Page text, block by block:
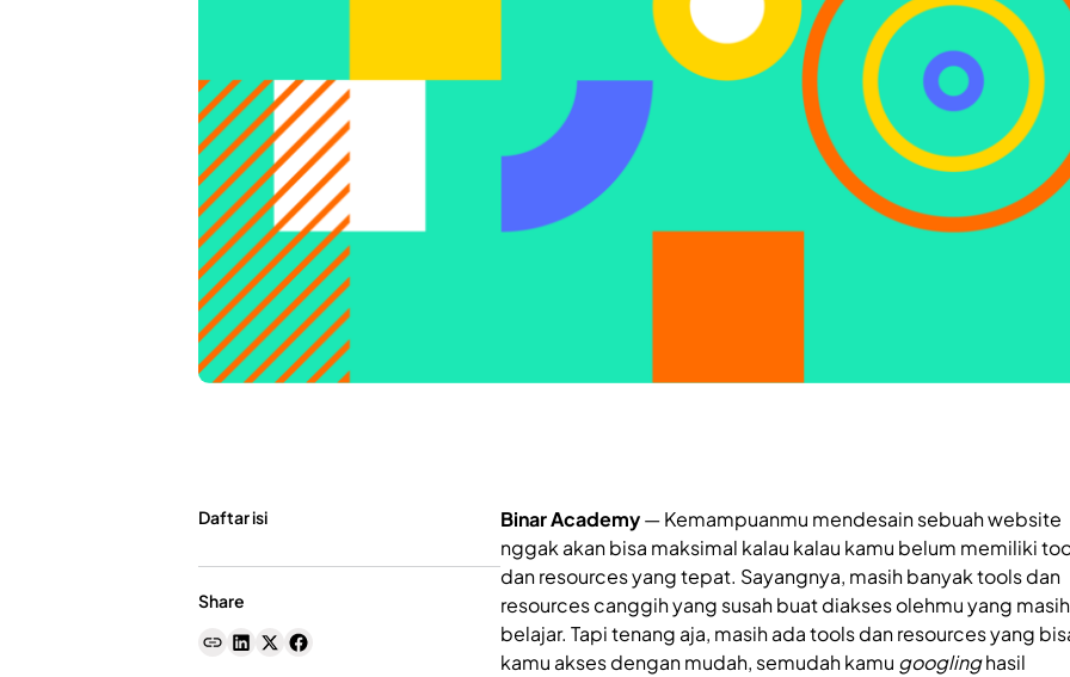
Daftar isi
Share
Binar Academy— Kemampuanmu mendesain sebuah website
nggak akan bisa maksimal kalau kalau kamu belum memiliki
dan resources yang tepat. Sayangnya, masih banyak tools dan
resources canggih yang susah buat diakses olehmu yang masih
belajar. Tapi tenang aja, masih ada tools dan resources yang
kamu akses dengan mudah, semudah kamu googlinghasil